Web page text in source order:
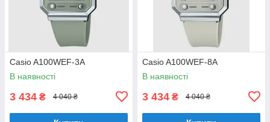
Casio A100WEF-3A
В наявності
3 434 ₴ 4 040 ₴
Casio A100WEF-8A
В наявності
3 434 ₴ 4 040 ₴